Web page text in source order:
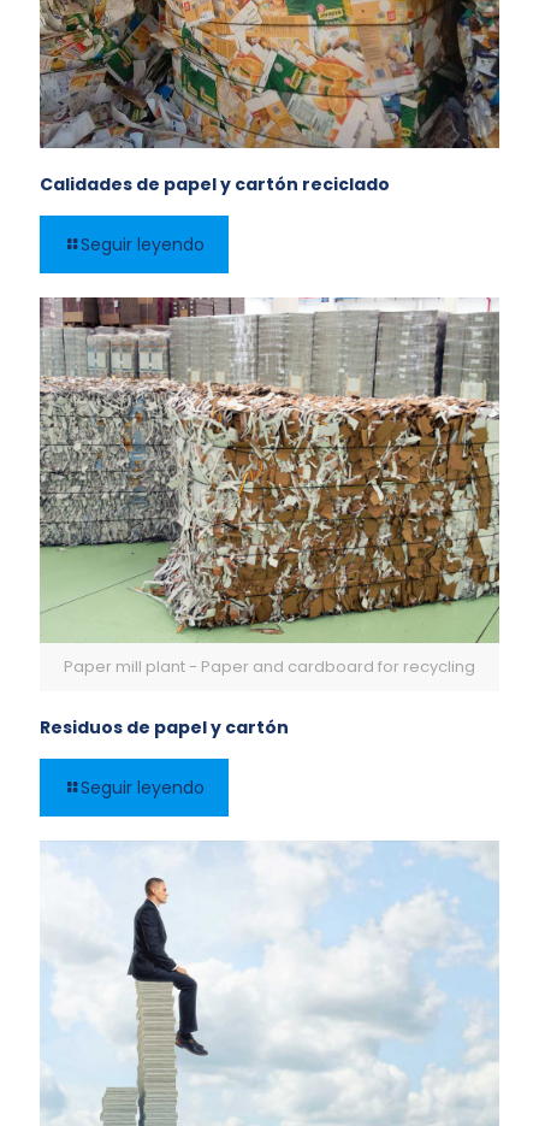
Calidades de papel y cartón reciclado
Seguir leyendo
Paper mill plant - Paper and cardboard for recycling
Residuos de papel y cartón
Seguir leyendo